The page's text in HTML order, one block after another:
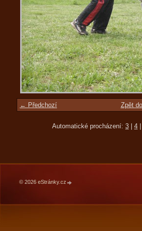
← Předchozí Zpět
Automatické procházení: 3 4
© 2026 eStránky.cz